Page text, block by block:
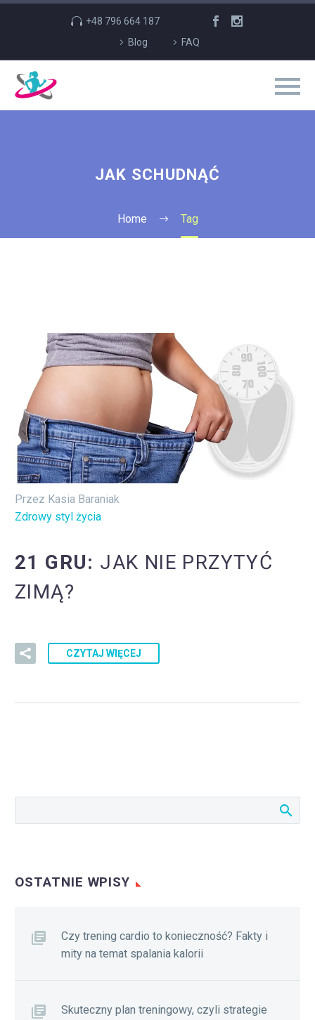
+48 796 664 187
Blog
FAQ
JAK SCHUDNĄĆ
Home Tag
Przez Kasia Baraniak
Zdrowy styl życia
21 GRU: JAK NIE PRZYTYĆ
ZIMĄ?
CZYTAJ WIĘCEJ
OSTATNIE WPISY
Czy trening cardio to konieczność? Fakty i
mity na temat spalania kalorii
Skuteczny plan treningowy, czyli strategie